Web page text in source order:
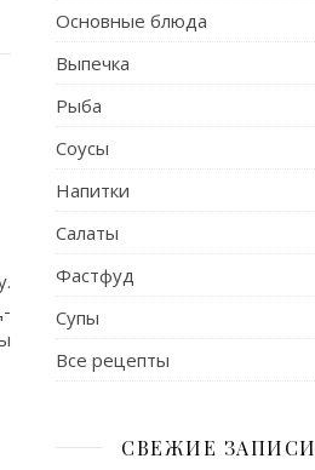
Основные блюда
Выпечка
Рыба
Соусы
Напитки
Салаты
Фастфуд
Супы
Все рецепты
СВЕЖИЕ ЗАПИСИ